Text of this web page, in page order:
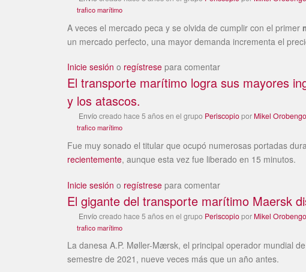
trafico marítimo
A veces el mercado peca y se olvida de cumplir con el primer
un mercado perfecto, una mayor demanda incrementa el
Inicie sesión o regístrese para comentar
El transporte marítimo logra sus mayores
y los atascos.
Envíocreado hace 5 añosen el grupo Periscopiopor Mikel
trafico marítimo
Fue muy sonado el titular que ocupó numerosas portadas
recientemente, aunque esta vez fue liberado en 15 minutos.
Inicie sesión o regístrese para comentar
El gigante del transporte marítimo Maersk
Envíocreado hace 5 añosen el grupo Periscopiopor Mikel
trafico marítimo
La danesa A.P. Møller-Mærsk, el principal operador mundial
semestre de 2021, nueve veces más que un año antes.